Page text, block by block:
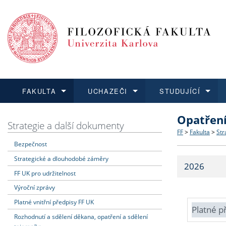
FAKULTA
Dozvědět se více
Struktura
Strategie
Fakultní
UCHAZEČI
Podat přihlášku
Co
Učitelské
STUDUJÍCÍ
Dozvědět se více
Dozvědět se více
O vědě a
Dozvědět se více
Aktuální
Strategie a další dokumenty
Bezpečnost
Strategické a dlouhodobé záměry
FF UK pro udržitelnost
Výroční zprávy
Platné vnitřní předpisy FF UK
Rozhodnutí a sdělení děkana, opatření a sdělení
FF > Fakulta >
2026
Platné